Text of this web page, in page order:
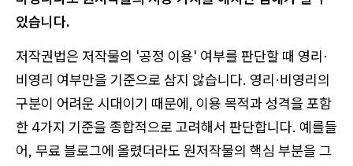
있습니다.
저작권법은 저작물의 '공정 이용' 여부를 판단할 때 영리·
비영리 여부만을 기준으로 삼지 않습니다. 영리·비영리의
구분이 어려운 시대이기 때문에, 이용 목적과 성격을 포함
한 4가지 기준을 종합적으로 고려해서 판단합니다. 예를들
어, 무료 블로그에 올렸더라도 원저작물의 핵심 부분을 그